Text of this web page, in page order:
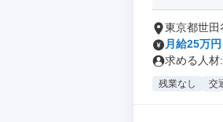
東京都世田
月給25万
求める人材
残業なし 交